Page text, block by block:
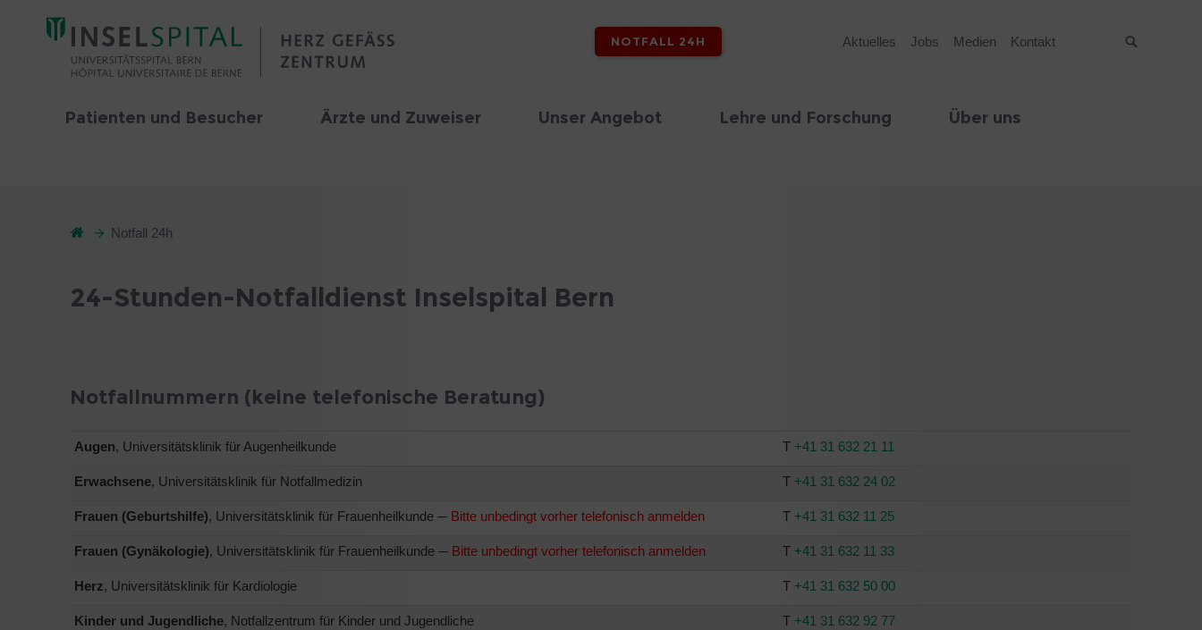
NOTFALL 24H Aktuelles Jobs Medien Kontakt
Patienten und Besucher Ärzte und Zuweiser Unser Angebot Lehre und Forschung Über uns
Notfall 24h
24-Stunden-Notfalldienst Inselspital Bern
Notfallnummern (keine telefonische Beratung)
Augen, Universitätsklinik für Augenheilkunde T +41 31 632 21 11
Erwachsene, Universitätsklinik für Notfallmedizin T +41 31 632 24 02
Frauen (Geburtshilfe), Universitätsklinik für Frauenheilkunde ─ Bitte unbedingt vorher telefonisch anmelden T +41 31 632 11 25
Frauen (Gynäkologie), Universitätsklinik für Frauenheilkunde ─ Bitte unbedingt vorher telefonisch anmelden T +41 31 632 11 33
Herz, Universitätsklinik für Kardiologie T +41 31 632 50 00
Kinder und Jugendliche, Notfallzentrum für Kinder und Jugendliche T +41 31 632 92 77